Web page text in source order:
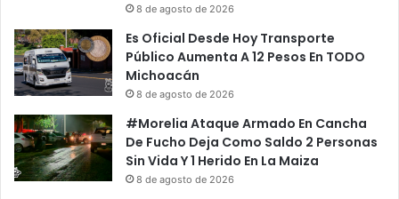
8 de agosto de 2026
Es Oficial Desde Hoy Transporte
Público Aumenta A 12 Pesos En TODO
Michoacán
8 de agosto de 2026
#Morelia Ataque Armado En Cancha
De Fucho Deja Como Saldo 2 Personas
Sin Vida Y 1 Herido En La Maiza
8 de agosto de 2026